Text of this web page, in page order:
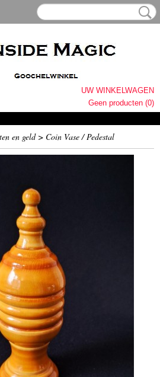
UW WINKELWAGEN
Geen producten (0)
en geld> Coin Vase / Pedestal